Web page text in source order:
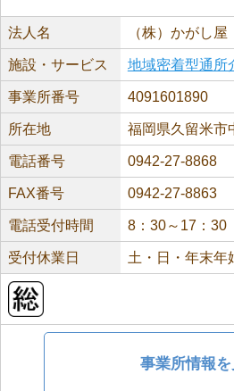
法人名 （株）かがし屋
施設・サービス 地域密着型通所
事業所番号 4091601890
所在地 福岡県久留米市
電話番号 0942-27-8868
FAX番号 0942-27-8863
電話受付時間 8：30～17：30
受付休業日 土・日・年末年
事業所情報を